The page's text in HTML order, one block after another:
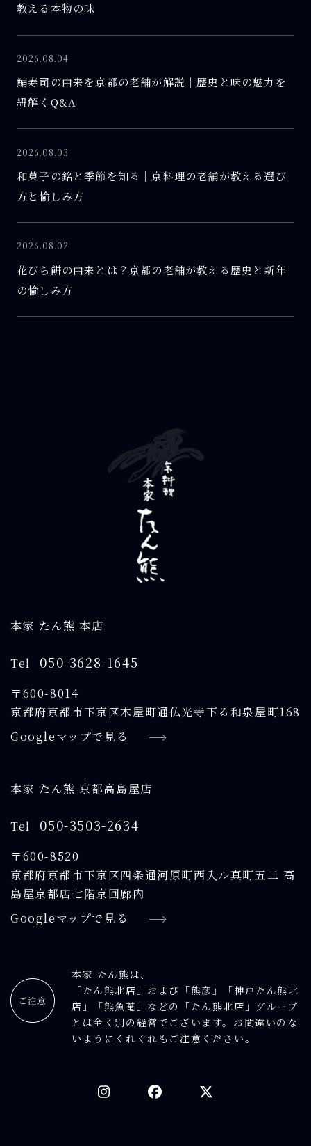
教える本物の味
2026.08.04
鯖寿司の由来を京都の老舗が解説｜歴史と味の魅力を
紐解くQ&A
2026.08.03
和菓子の銘と季節を知る｜京料理の老舗が教える選び
方と愉しみ方
2026.08.02
花びら餅の由来とは？京都の老舗が教える歴史と新年
の愉しみ方
本家 たん熊 本店
Tel 050-3628-1645
〒600-8014
京都府京都市下京区木屋町通仏光寺下る和泉屋町168
Googleマップで見る
本家 たん熊 京都高島屋店
Tel 050-3503-2634
〒600-8520
京都府京都市下京区四条通河原町西入ル真町五二 高
島屋京都店七階京回廊内
Googleマップで見る
本家 たん熊は、
「たん熊北店」および「熊彦」「神戸たん熊北
店」「熊魚菴」などの「たん熊北店」グループ
とは全く別の経営でございます。お間違いのな
いようにくれぐれもご注意ください。